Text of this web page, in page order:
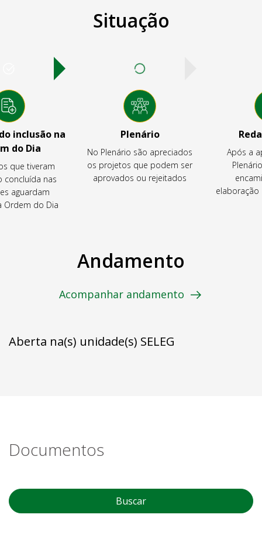
Situação
inclusão na
do Dia
que tiveram
concluída nas
aguardam
Ordem do Dia
Plenário
No Plenário são apreciados
os projetos que podem ser
aprovados ou rejeitados
Após a
elaboração
Andamento
Acompanhar andamento
Aberta na(s) unidade(s) SELEG
Documentos
Buscar